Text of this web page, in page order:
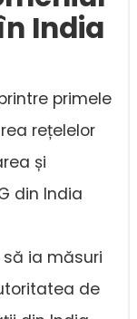
India
primele
rețelelor
și
din India
ia măsuri
de